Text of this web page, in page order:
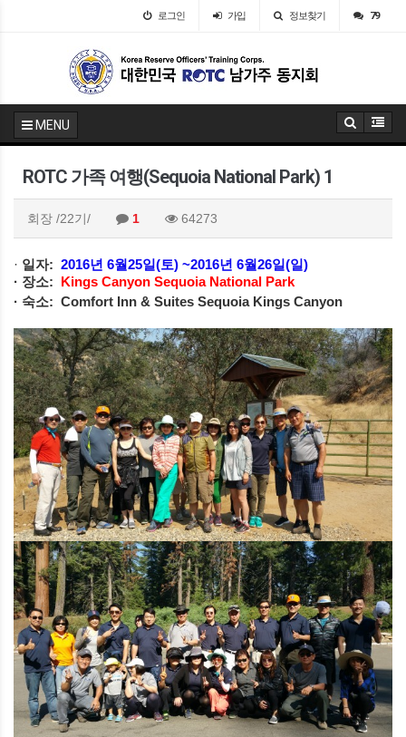
로그인 가입 정보찾기 79
MENU
ROTC 가족 여행(Sequoia National Park) 1
회장 /22기/ 1 64273
· 일자: 2016년 6월25일(토) ~2016년 6월26일(일)
· 장소:
Kings Canyon Sequoia National Park
· 숙소: Comfort Inn & Suites Sequoia Kings Canyon